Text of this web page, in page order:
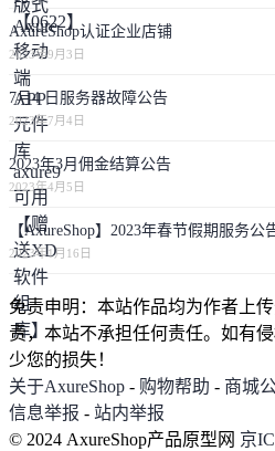
AxureShop认证企业店铺
2023年9月3日
7月4 日服务器故障公告
2023年7月4日
2023年3月佣金结算公告
2023年4月5日
【AxureShop】2023年春节假期服务公
2023年1月16日
免责申明：本站作品均为作者上
责，本站不承担任何责任。如有
少您的损失！
关于AxureShop - 购物帮助 - 商城
信息举报 - 站内举报
© 2024 AxureShop产品原型网 京